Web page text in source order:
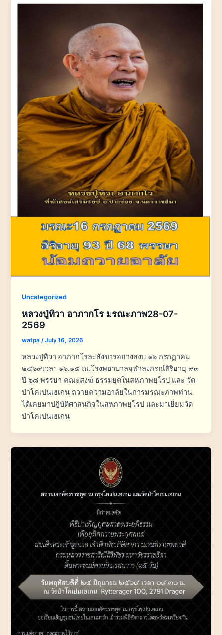
Uncategorized
หลวงปู่ทิวา อาภากโร มรณะภาพ28-07-
2569
watpa/July 16, 2026
หลวงปู่ทิวา อาภากโรละสังขารอย่างสงบ ๑๖ กรกฏาคม
๒๕๖๙เวลา ๑๖.๑๕ ณ.โรงพยาบาลจุฬาลงกรณ์สิริอายุ ๙๓
ปี ๖๘ พรรษา คณะสงฆ์ ธรรมยุตในสหภาพยุโรป และ วัด
ป่าโคเปนเฮเกน ถวายความอาลัยในการมรณะภาพท่าน
ได้เคยมาปฏิบัติศาสนกิจในสหภาพยุโรป และมาเยี่ยมวัด
ป่าโคเปนเฮเกน